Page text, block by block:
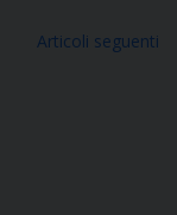
Articoli seguenti